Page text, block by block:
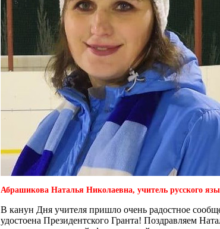
Абрашикова Наталья Николаевна, учитель русского
В канун Дня учителя пришло очень радостное
удостоена Президентского Гранта! Поздравляем